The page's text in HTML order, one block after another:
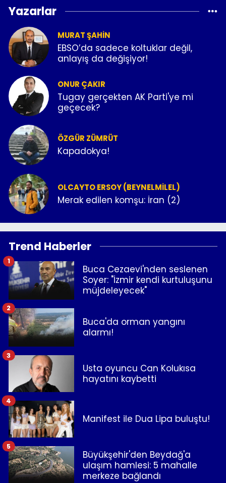
Yazarlar
MURAT ŞAHIN
EBSO’da sadece koltuklar değil,
anlayış da değişiyor!
ONUR ÇAKIR
Tugay gerçekten AK Parti'ye mi
geçecek?
ÖZGÜR ZÜMRÜT
Kapadokya!
OLCAYTO ERSOY (BEYNELMILEL)
Merak edilen komşu: İran (2)
Trend Haberler
Buca Cezaevi'nden seslenen
Soyer: "İzmir kendi kurtuluşunu
müjdeleyecek"
1
Buca'da orman yangını
alarmı!
2
Usta oyuncu Can Kolukısa
hayatını kaybetti
3
Manifest ile Dua Lipa buluştu!
4
Büyükşehir'den Beydağ'a
ulaşım hamlesi: 5 mahalle
merkeze bağlandı
5